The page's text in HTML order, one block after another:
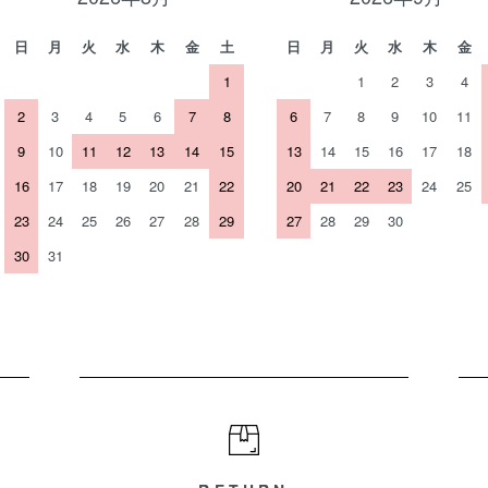
日 月 火 水 木 金
土
1
2
3 4 5 6 7
8
9
10 11 12 13 14
15
16
17 18 19 20 21
22
23
24 25 26 27 28
29
30
31
日 月 火 水 木 金
1
2 3 4
6
7 8 9 10 11
13
14 15 16 17 18
20
21 22 23 24 25
27
28 29 30